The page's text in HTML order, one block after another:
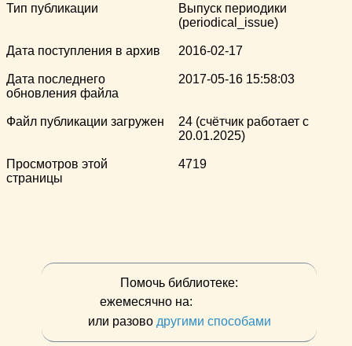
Тип публикации
Выпуск периодики
(periodical_issue)
Дата поступления в архив 2016-02-17
Дата последнего
обновления файла
2017-05-16 15:58:03
Файл публикации загружен
24 (счётчик работает с
20.01.2025)
Просмотров этой
страницы
4719
Помочь библиотеке:
ежемесячно на:
или разово другими способами